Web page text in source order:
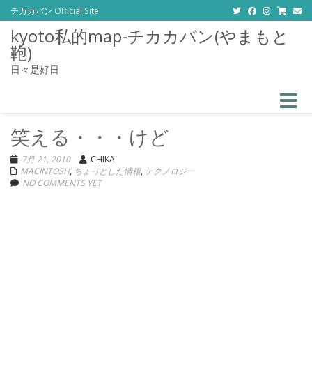
チカカバン Official Site
kyoto私的map-チカカバン(やまもと
鞄)
日々是好日
笑える・・・けど
7月 21, 2010
CHIKA
MACINTOSH, ちょっとした情報, テクノロジー
NO COMMENTS YET